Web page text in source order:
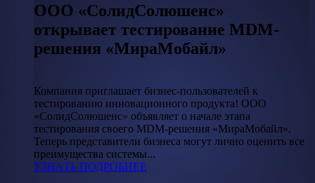
ООО «СолидСолюшенс»
открывает тестирование MDM-
решения «МираМобайл»
Компания приглашает бизнес-пользователей к
тестированию инновационного продукта! ООО
«СолидСолюшенс» объявляет о начале этапа
тестирования своего MDM-решения «МираМобайл».
Теперь представители бизнеса могут лично оценить все
преимущества системы...
УЗНАТЬ ПОДРОБНЕЕ